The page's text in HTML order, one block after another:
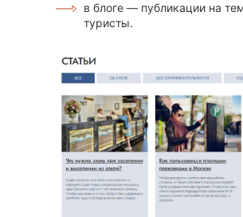
в блоге — публикации на
туристы.